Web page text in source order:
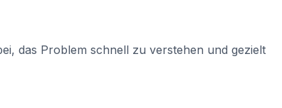
das Problem schnell zu verstehen und gezielt